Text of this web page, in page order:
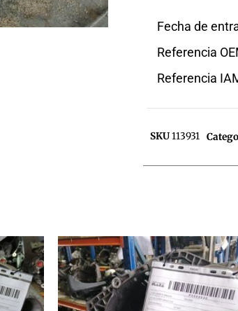
Fecha de
Referencia
Referencia
SKU113931